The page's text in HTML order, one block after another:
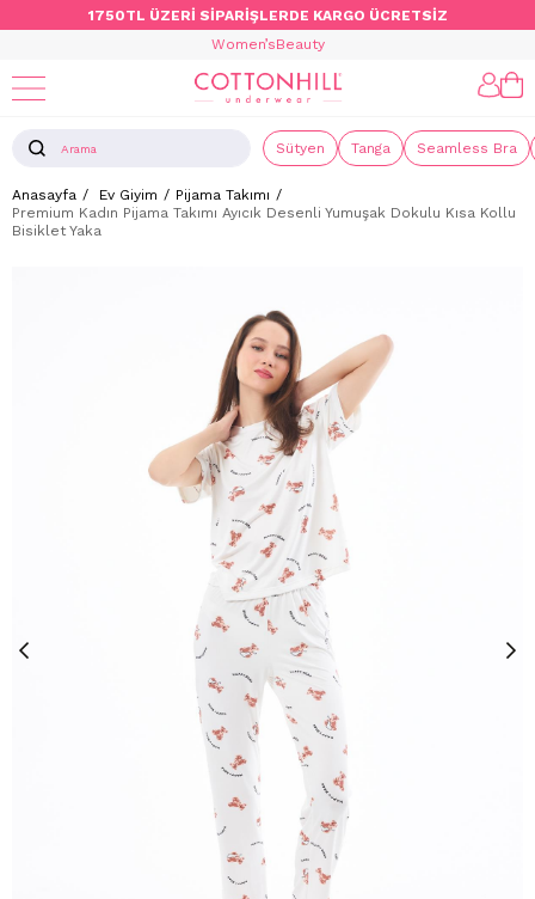
1750TL ÜZERİ SİPARİŞLERDE KARGO ÜCRETSİZ
Women’sBeauty
Sütyen Tanga Seamless Bra
Anasayfa Ev Giyim
Pijama Takımı
Premium Kadın Pijama Takımı Ayıcık Desenli Yumuşak Dokulu Kısa Kollu
Bisiklet Yaka